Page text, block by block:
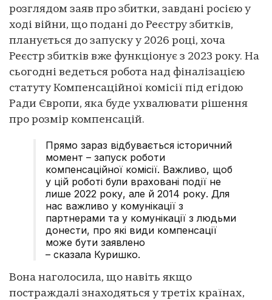
розглядом заяв про збитки, завдані росією у
ході війни, що подані до Реєстру збитків,
планується до запуску у 2026 році, хоча
Реєстр збитків вже функціонує з 2023 року. На
сьогодні ведеться робота над фіналізацією
статуту Компенсаційної комісії під егідою
Ради Європи, яка буде ухвалювати рішення
про розмір компенсацій.
Прямо зараз відбувається історичний
момент – запуск роботи
компенсаційної комісії. Важливо, щоб
у цій роботі були враховані події не
лише 2022 року, але й 2014 року. Для
нас важливо у комунікації з
партнерами та у комунікації з людьми
донести, про які види компенсації
може бути заявлено
– сказала Куришко.
Вона наголосила, що навіть якщо
постраждалі знаходяться у третіх країнах,